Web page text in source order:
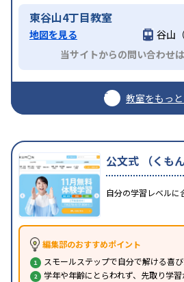
東谷山4丁目教室
地図を見る
谷山
当サイトからの問い合わせ
教室をもっ
公文式 （くも
自分の学習レベルに
編集部のおすすめポイント
スモールステップで自分で解ける喜
学年や年齢にとらわれず、先取り学習